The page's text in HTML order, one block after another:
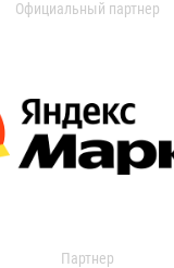
Официальный партнер
Партнер